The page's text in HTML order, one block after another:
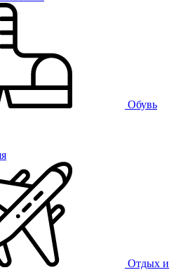
Обувь
Отдых и